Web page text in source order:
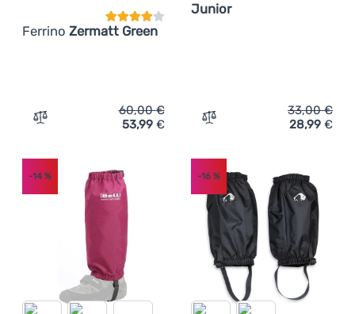
Ferrino Zermatt Green
Zum Vergleich 'Gamaschen Ferrino Zermatt Green'
60,00€
53,99 €
Junior
Zum Vergleich 'Kinder-
33,00€
28,99 €
-14 % -16%